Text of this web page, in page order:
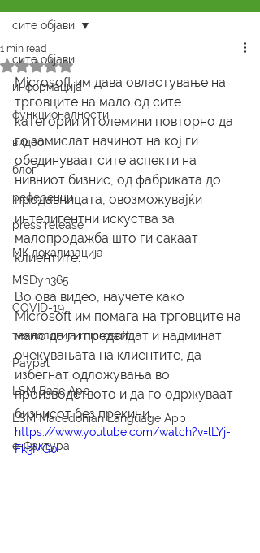
сите објави
информација
функционалности
видео
блог
референци
press release
МК локализација
MSDyn365
COVID-19
технологија microsoft
Paypal
LSM Base App
LSM Macedonian Language App
е-Фактура
сите објави
1 min read
Rated NaN out of 5 stars.
Microsoft им дава овластување на
трговците на мало од сите
категории и големини повторно да
го замислат начинот на кој ги
обединуваат сите аспекти на
нивниот бизнис, од фабриката до
продавницата, овозможувајќи
интелигентни искуства за
малопродажба што ги сакаат
клиентите.
Во ова видео, научете како
Microsoft им помага на трговците на
мало да ги предвидат и надминат
очекувањата на клиентите, да
избегнат одложувања во
производството и да го одржуваат
бизнисот без прекини.
https://www.youtube.com/watch?v=lLYj-
Fk3MG0